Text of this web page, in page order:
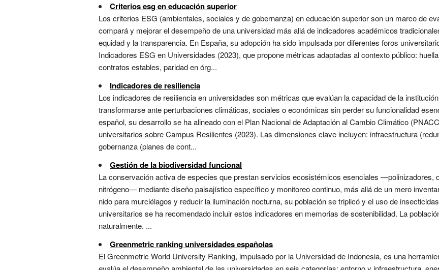
Criterios esg en educación superior
Los criterios ESG (ambientales, sociales y de gobernanza) en educación superior son un marco de
compará y mejorar el desempeño de una universidad más allá de indicadores académicos
equidad y la transparencia. En España, su adopción ha sido impulsada por diferentes foros
Indicadores ESG en Universidades (2023), que propone métricas adaptadas al contexto público:
contratos estables, paridad en órg...
Indicadores de resiliencia
Los indicadores de resiliencia en universidades son métricas que evalúan la capacidad de la
transformarse ante perturbaciones climáticas, sociales o económicas sin perder su funcionalidad
español, su desarrollo se ha alineado con el Plan Nacional de Adaptación al Cambio Climático
universitarios sobre Campus Resilientes (2023). Las dimensiones clave incluyen: infraestructura
gobernanza (planes de cont...
Gestión de la biodiversidad funcional
La conservación activa de especies que prestan servicios ecosistémicos esenciales —polinizadores,
nitrógeno— mediante diseño paisajístico específico y monitoreo continuo, más allá de un mero
nido para murciélagos y reducir la iluminación nocturna, su población se triplicó y el uso de
universitarios se ha recomendado incluir estos indicadores en memorias de sostenibilidad. La
naturalmente. ...
Greenmetric ranking universidades españolas
El Greenmetric World University Ranking, impulsado por la Universidad de Indonesia, es una